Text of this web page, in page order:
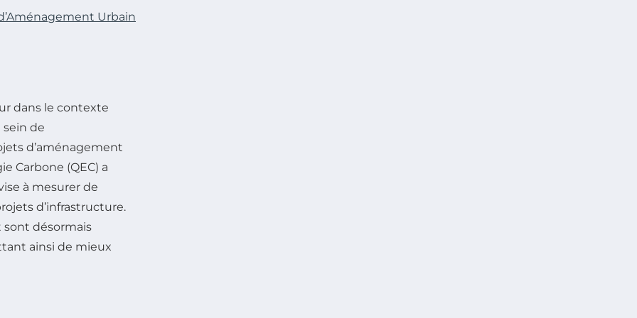
Urbain
dans le contexte
de
d’aménagement
Carbone (QEC) a
à mesurer de
d’infrastructure.
sont désormais
ainsi de mieux